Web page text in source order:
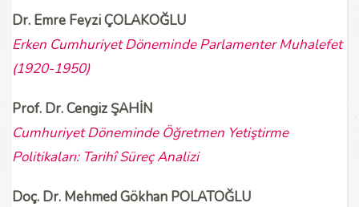
Dr. Emre Feyzi ÇOLAKOĞLU
Erken Cumhuriyet Döneminde Parlamenter Muhalefet
(1920-1950)
Prof. Dr. Cengiz ŞAHİN
Cumhuriyet Döneminde Öğretmen Yetiştirme
Politikaları: Tarihî Süreç Analizi
Doç. Dr. Mehmed Gökhan POLATOĞLU